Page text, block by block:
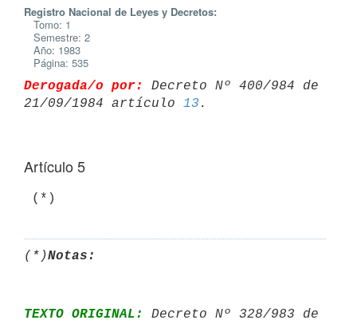
Registro Nacional de Leyes y Decretos:
Tomo: 1
Semestre: 2
Año: 1983
Página: 535
Derogada/o por:
Decreto Nº 400/984 de
21/09/1984 artículo 13
Artículo 5
(*)Notas:
TEXTO ORIGINAL: Decreto Nº 328/983 de